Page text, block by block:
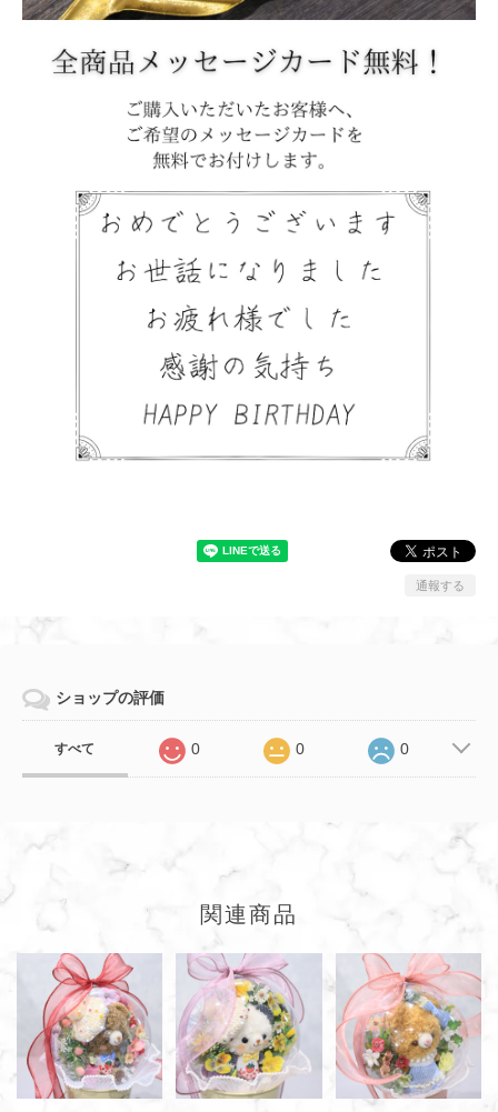
通報する
ショップの評価
すべて 0 0 0
関連商品